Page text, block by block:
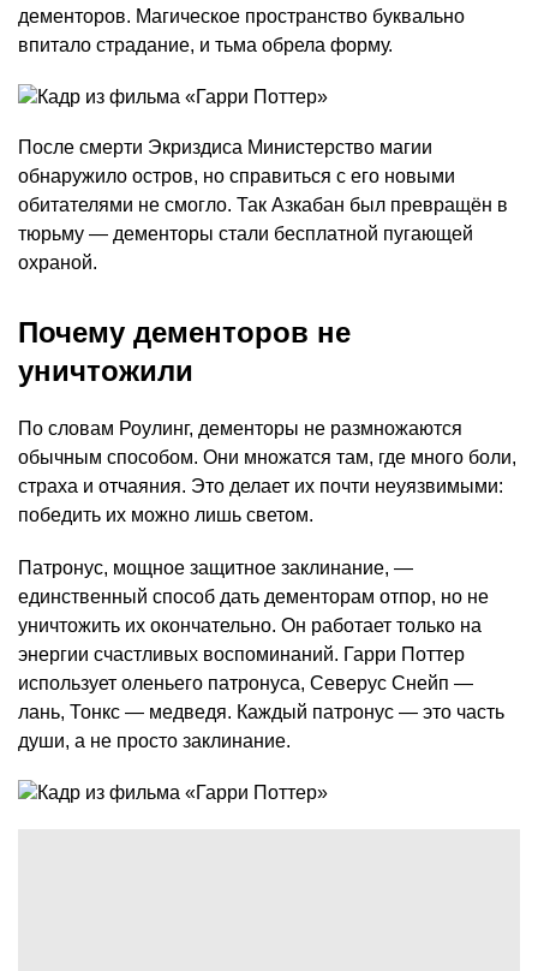
дементоров. Магическое пространство буквально
впитало страдание, и тьма обрела форму.
После смерти Экриздиса Министерство магии
обнаружило остров, но справиться с его новыми
обитателями не смогло. Так Азкабан был превращён в
тюрьму — дементоры стали бесплатной пугающей
охраной.
Почему дементоров не
уничтожили
По словам Роулинг, дементоры не размножаются
обычным способом. Они множатся там, где много боли,
страха и отчаяния. Это делает их почти неуязвимыми:
победить их можно лишь светом.
Патронус, мощное защитное заклинание, —
единственный способ дать дементорам отпор, но не
уничтожить их окончательно. Он работает только на
энергии счастливых воспоминаний. Гарри Поттер
использует оленьего патронуса, Северус Снейп —
лань, Тонкс — медведя. Каждый патронус — это часть
души, а не просто заклинание.